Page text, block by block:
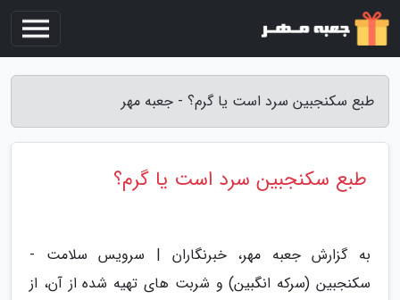
طبع سکنجبین سرد است یا گرم؟ - جعبه مهر
طبع سکنجبین سرد است یا گرم؟
به گزارش جعبه مهر، خبرنگاران | سرویس سلامت -
سکنجبین (سرکه انگبین) و شربت های تهیه شده از آن، از